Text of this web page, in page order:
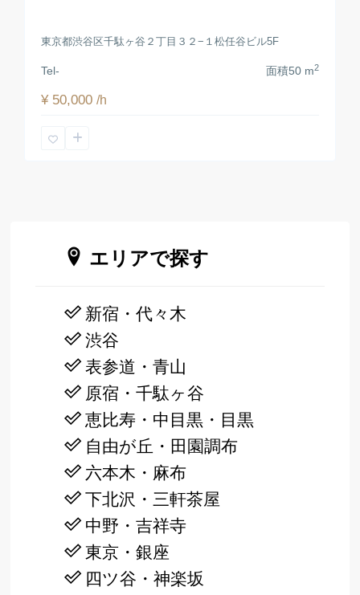
東京都渋谷区千駄ヶ谷２丁目３２−１松任谷ビル5F
Tel- 面積50 m2
¥ 50,000/h
エリアで探す
新宿・代々木
渋谷
表参道・青山
原宿・千駄ヶ谷
恵比寿・中目黒・目黒
自由が丘・田園調布
六本木・麻布
下北沢・三軒茶屋
中野・吉祥寺
東京・銀座
四ツ谷・神楽坂